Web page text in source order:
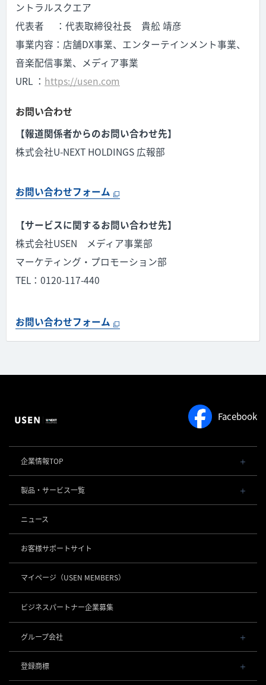
ントラルスクエア
代表者 ：代表取締役社長 貴舩 靖彦
事業内容：店舗DX事業、エンターテインメント事業、
音楽配信事業、メディア事業
URL ： https://usen.com
お問い合わせ
【報道関係者からのお問い合わせ先】
株式会社U-NEXT HOLDINGS 広報部
お問い合わせフォーム
【サービスに関するお問い合わせ先】
株式会社USEN メディア事業部
マーケティング・プロモーション部
TEL：0120-117-440
お問い合わせフォーム
Facebook
企業情報TOP
会社概要・役員一覧
事業内容
社長メッセージ
事業所一覧
店舗DX
グループ会社
製品・サービス一覧
POSレジ 他
USENレジ
USENセルフレジ
USENレジTAB HEALTHCARE
USEN ハンディ
USEN Mobile Order
USEN Tablet Order
USEN Order & Pay
USEN My Menu Premium
キャッシュレス決済
USEN PAY
USEN PAY QR
KettyBot Pro（配膳）
PuduBot2（配膳）
BellaBot Pro（配膳）
PUDU T300（運搬）
PUDU CC1（清掃）
集客・予約
USEN SMART RESERVE
ヒトサラ
⁩音楽配信
USEN MUSIC Entertainment
OTORAKU -音・楽-
通信
USEN AIR UNLIMITED
お役立ち情報
ニュース
お客様サポートサイト
マイページ （USEN MEMBERS）
ビジネスパートナー企業募集
グループ会社
USEN & U-NEXT GROUP
株式会社 U-NEXT HOLDINGS
登録商標